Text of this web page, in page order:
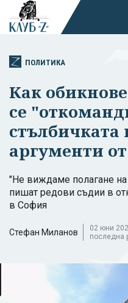
ПОЛИТИКА
Как
се
стълбичката
аргументи
"Не виждаме полагане на
пишат редови съдии в
в София
Стефан Миланов
02 юни
последна